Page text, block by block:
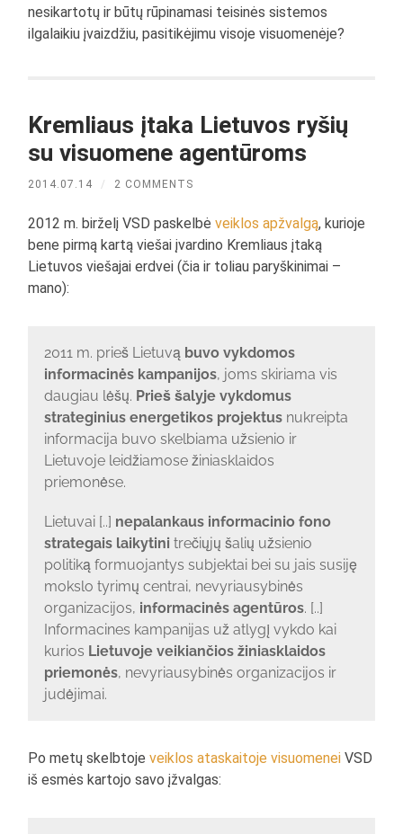
nesikartotų ir būtų rūpinamasi teisinės sistemos
ilgalaikiu įvaizdžiu, pasitikėjimu visoje visuomenėje?
Kremliaus įtaka Lietuvos ryšių
su visuomene agentūroms
2014.07.14 / 2 COMMENTS
2012 m. birželį VSD paskelbėveiklos apžvalgą, kurioje
bene pirmą kartą viešai įvardino Kremliaus įtaką
Lietuvos viešajai erdvei (čia ir toliau paryškinimai –
mano):
2011 m. prieš Lietuvą buvo vykdomos
informacinės kampanijos, joms skiriama vis
daugiau lėšų. Prieš šalyje vykdomus
strateginius energetikos projektusnukreipta
informacija buvo skelbiama užsienio ir
Lietuvoje leidžiamose žiniasklaidos
priemonėse.
Lietuvai [..] nepalankaus informacinio fono
strategais laikytini trečiųjų šalių užsienio
politiką formuojantys subjektai bei su jais susiję
mokslo tyrimų centrai, nevyriausybinės
organizacijos, informacinės agentūros. [..]
Informacines kampanijas už atlygį vykdo kai
kurios Lietuvoje veikiančios žiniasklaidos
priemonės, nevyriausybinės organizacijos ir
judėjimai.
Po metų skelbtojeveiklos ataskaitoje visuomenei VSD
iš esmės kartojo savo įžvalgas: